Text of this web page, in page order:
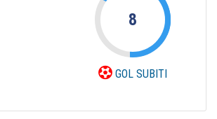
8
GOL SUBITI